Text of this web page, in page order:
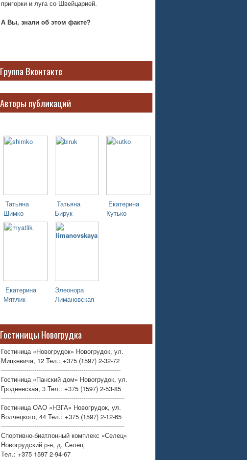
пригорки и луга со Швейцарией.
А Вы, знали об этом факте?
Группа Вконтакте
Авторы публикаций
Татьяна
Шимко
Татьяна
Бирук
Екатерина
Кутько
Екатерина
Мятлик
Элеонора
Лимановская
Гостиницы Новогрудка
Гостиница «Новогрудок» Новогрудок, ул.
Мицкевича, 12 Тел.: +375 (1597) 2-32-72
-------------------------------------------------------------
Гостиница «Панский дом» Новогрудок, ул.
Гродненская, 3 Тел.: +375 (1597) 2-53-85
---------------------------------------------------------------
Гостиница ОАО «НЗГА» Новогрудок, ул.
Волчецкого, 44 Тел.: +375 (1597) 2-12-65
---------------------------------------------------------------
Спортивно-биатлонный комплекс «Селец»
Новогрудский р-н, д. Селец
Тел.: +375 1597 2-94-67